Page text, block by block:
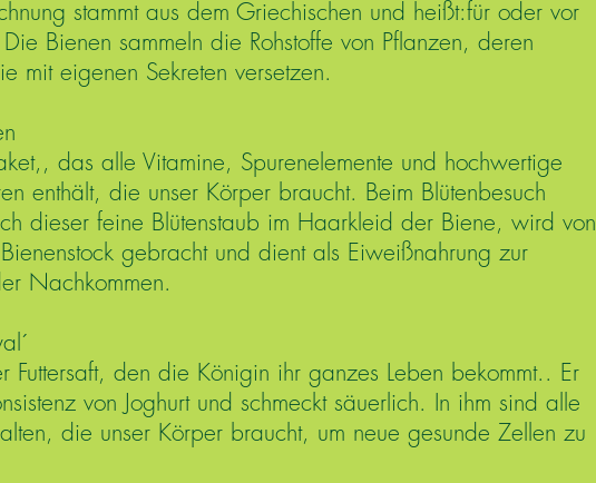
stammt aus dem Griechischen und heißt:für oder vor
Bienen sammeln die Rohstoffe von Pflanzen, deren
mit eigenen Sekreten versetzen.
das alle Vitamine, Spurenelemente und hochwertige
enthält, die unser Körper braucht. Beim Blütenbesuch
dieser feine Blütenstaub im Haarkleid der Biene, wird von
gebracht und dient als Eiweißnahrung zur
Nachkommen.
Futtersaft, den die Königin ihr ganzes Leben bekommt.. Er
von Joghurt und schmeckt säuerlich. In ihm sind alle
die unser Körper braucht, um neue gesunde Zellen zu